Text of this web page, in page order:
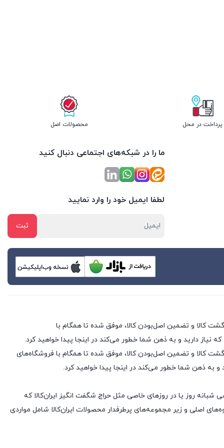
پرداخت در محل محصولات اصل
ما را در شبکه‌های اجتماعی دنبال کنید
لطفا ایمیل خود را وارد نمایید
نیاز دارید و به ذهن شما خطور می‌کند در اینجا پیدا خواهید کرد.
فروشگاه های اینترنتی با بیش از یک دهه تجربه، با پایبندی به سه اصل کلیدی، پرداخت در محل، ۷ روز ضمانت بازگشت کالا و تضمین اصل‌بودن کالا، موفق شده تا همگام با فروشگاه‌های
و به ذهن شما خطور می‌کند در اینجا پیدا خواهید کرد.
روز یا در روزهای خاصی مثل حراج شگفت انگیز ایران‌کالا که
اصلی و زیر مجموعه‌های پرطرفدار محصولات ایران‌کالا شامل مواردی